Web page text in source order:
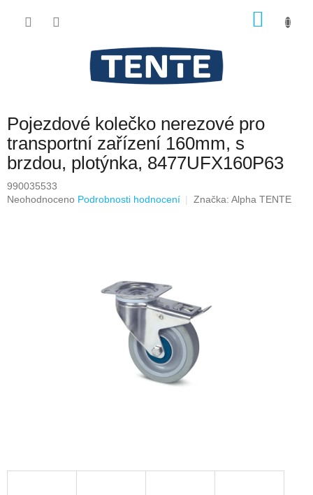
Pojezdové kolečko nerezové pro
transportní zařízení 160mm, s
brzdou, plotýnka, 8477UFX160P63
990035533
Průměrné
Neohodnoceno Podrobnosti hodnocení Značka: Alpha TENTE